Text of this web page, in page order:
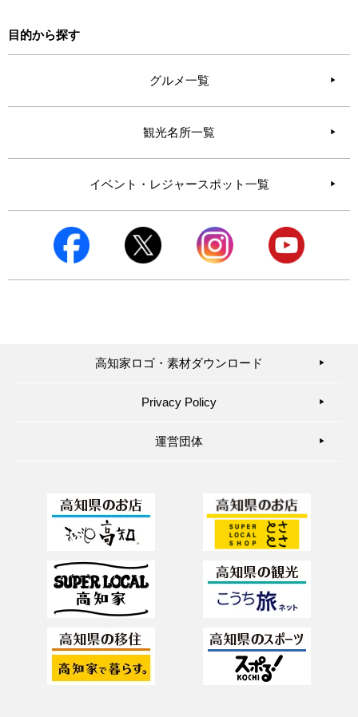
目的から探す
グルメ一覧
観光名所一覧
イベント・レジャースポット一覧
高知家ロゴ・素材ダウンロード ▶︎
Privacy Policy ▶︎
運営団体 ▶︎